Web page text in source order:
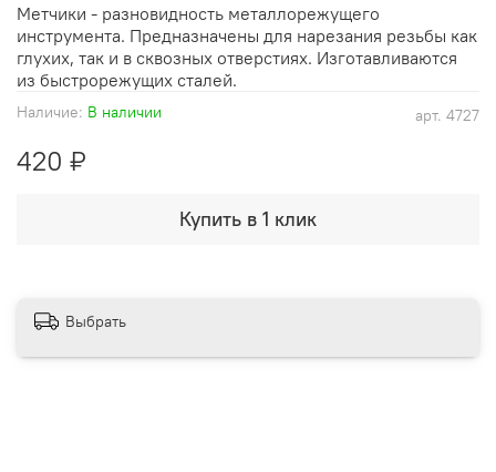
арт. 4727
Наличие: В наличии
420 ₽
Купить в 1 клик
Метчики - разновидность металлорежущего
инструмента. Предназначены для нарезания резьбы как
глухих, так и в сквозных отверстиях. Изготавливаются
из быстрорежущих сталей.
Выбрать